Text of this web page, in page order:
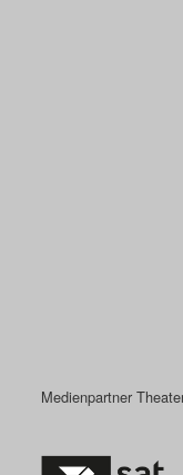
Medienpartner